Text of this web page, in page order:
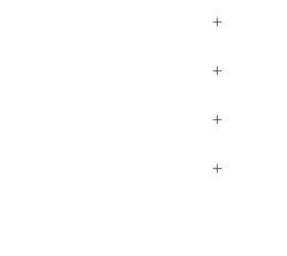
+
+
+
+